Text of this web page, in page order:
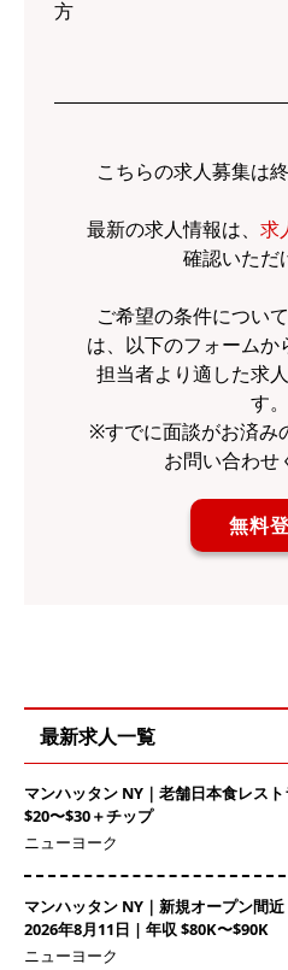
方
こちらの求人募集は
最新の求人情報は、 求
確認いただ
ご希望の条件につい
は、以下のフォームか
担当者より適した求
す。
※すでに面談がお済み
お問い合わせ
無料
最新求人一覧
マンハッタン NY｜老舗日本食レス
$20〜$30＋チップ
ニューヨーク
マンハッタン NY｜新規オープン間
2026年8月11日 | 年収 $80K〜$90K
ニューヨーク